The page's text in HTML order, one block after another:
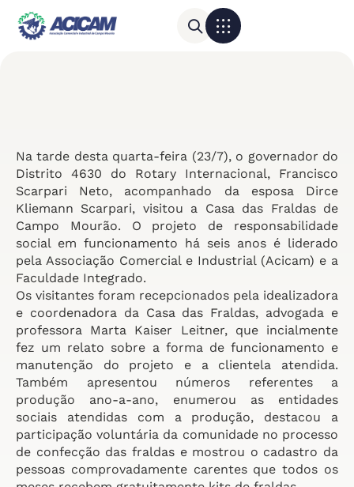
Na tarde desta quarta-feira (23/7), o governador do
Distrito 4630 do Rotary Internacional, Francisco
Scarpari Neto, acompanhado da esposa Dirce
Kliemann Scarpari, visitou a Casa das Fraldas de
Campo Mourão. O projeto de responsabilidade
social em funcionamento há seis anos é liderado
pela Associação Comercial e Industrial (Acicam) e a
Faculdade Integrado.
Os visitantes foram recepcionados pela idealizadora
e coordenadora da Casa das Fraldas, advogada e
professora Marta Kaiser Leitner, que incialmente
fez um relato sobre a forma de funcionamento e
manutenção do projeto e a clientela atendida.
Também apresentou números referentes a
produção ano-a-ano, enumerou as entidades
sociais atendidas com a produção, destacou a
participação voluntária da comunidade no processo
de confecção das fraldas e mostrou o cadastro da
pessoas comprovadamente carentes que todos os